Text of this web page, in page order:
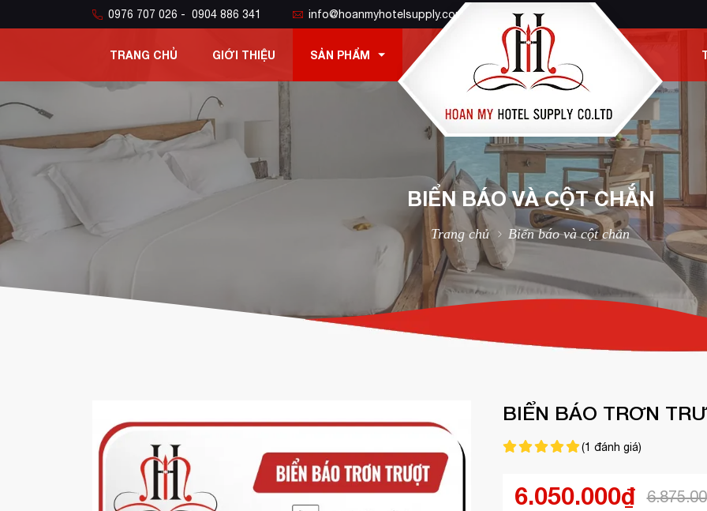
0976 707 026 - 0904 886 341 info@hoanmyhotelsupply.com
TRANG CHỦ GIỚI THIỆU SẢN PHẨM
BIỂN BÁO VÀ CỘT CHẮN
Trang chủ Biển báo và cột chắn
BIỂN BÁO TRƠN
(1 đánh giá)
6.050.000₫